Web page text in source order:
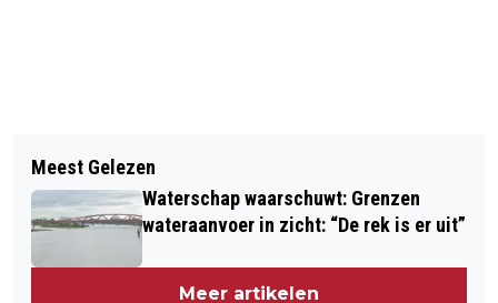
VACATURES IN ZWOLLE EN KAMPEN:
DE KRACHT VAN EEN REGIONALE
ARBEIDSMARKT
‘BOUWDRIEDAAGSE’ LAAT
WERKZOEKENDEN VRIJBLIJVEND
Meest Gelezen
Waterschap waarschuwt: Grenzen
wateraanvoer in zicht: “De rek is er uit”
Meer artikelen